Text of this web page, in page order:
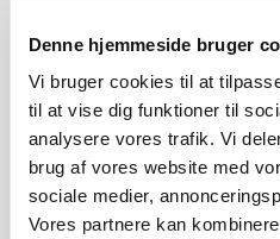
Denne hjemmeside bruger
Vi bruger cookies til at
til at vise dig funktioner til
analysere vores trafik. Vi
brug af vores website med
sociale medier,
Vores partnere kan
Markvandring sætter